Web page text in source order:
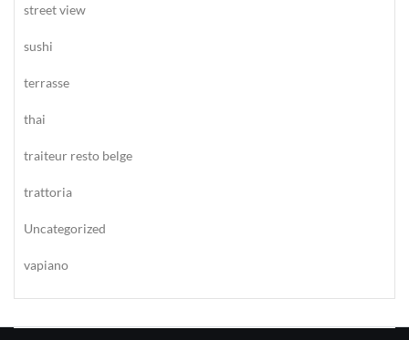
street view
sushi
terrasse
thai
traiteur resto belge
trattoria
Uncategorized
vapiano